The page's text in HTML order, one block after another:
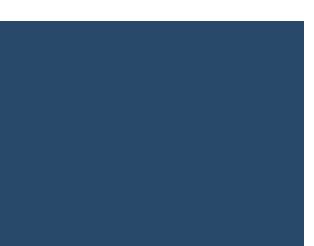
SPDS PARA